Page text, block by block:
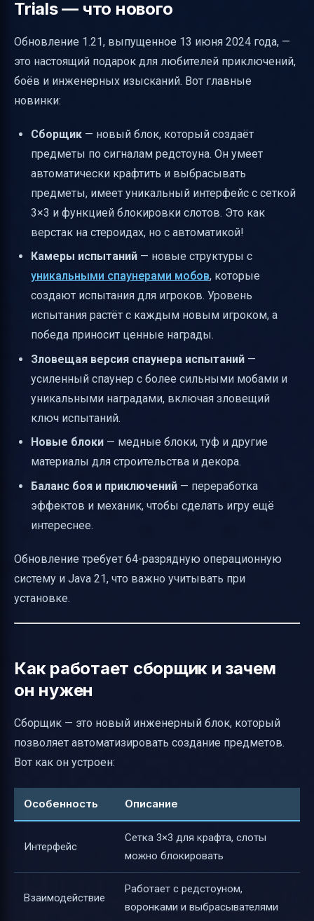
Trials — что нового
Обновление 1.21, выпущенное 13 июня 2024 года, —
это настоящий подарок для любителей приключений,
боёв и инженерных изысканий. Вот главные
новинки:
Сборщик — новый блок, который создаёт
предметы по сигналам редстоуна. Он умеет
автоматически крафтить и выбрасывать
предметы, имеет уникальный интерфейс с сеткой
3×3 и функцией блокировки слотов. Это как
верстак на стероидах, но с автоматикой!
Камеры испытаний — новые структуры с
уникальными спаунерами мобов, которые
создают испытания для игроков. Уровень
испытания растёт с каждым новым игроком, а
победа приносит ценные награды.
Зловещая версия спаунера испытаний —
усиленный спаунер с более сильными мобами и
уникальными наградами, включая зловещий
ключ испытаний.
Новые блоки — медные блоки, туф и другие
материалы для строительства и декора.
Баланс боя и приключений — переработка
эффектов и механик, чтобы сделать игру ещё
интереснее.
Обновление требует 64-разрядную операционную
систему и Java 21, что важно учитывать при
установке.
Как работает сборщик и зачем
он нужен
Сборщик — это новый инженерный блок, который
позволяет автоматизировать создание предметов.
Вот как он устроен:
Особенность Описание
Интерфейс
Сетка 3×3 для крафта, слоты
можно блокировать
Взаимодействие
Работает с редстоуном,
воронками и выбрасывателями